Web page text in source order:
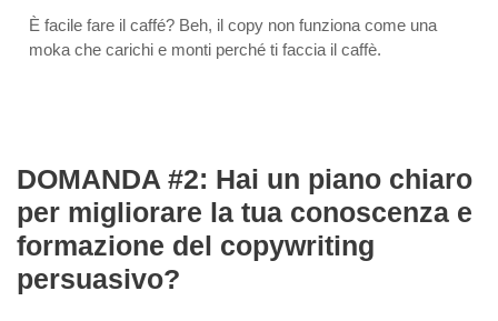
È facile fare il caffé? Beh, il copy non funziona come una
moka che carichi e monti perché ti faccia il caffè.
DOMANDA #2: Hai un piano chiaro
per migliorare la tua conoscenza e
formazione del copywriting
persuasivo?